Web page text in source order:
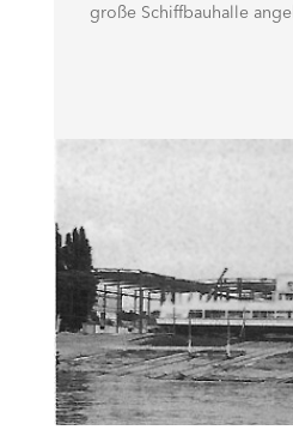
große Schiffbauhalle